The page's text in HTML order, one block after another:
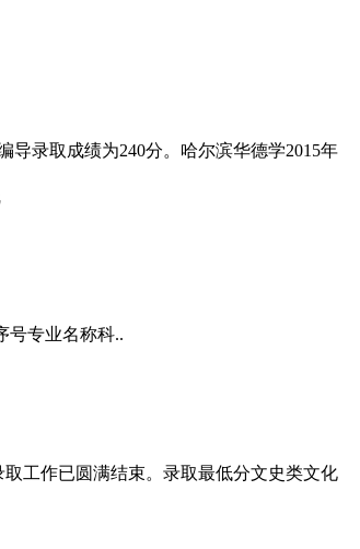
导录取成绩为240分。哈尔滨华德学2015年
号专业名称科..
工作已圆满结束。录取最低分文史类文化